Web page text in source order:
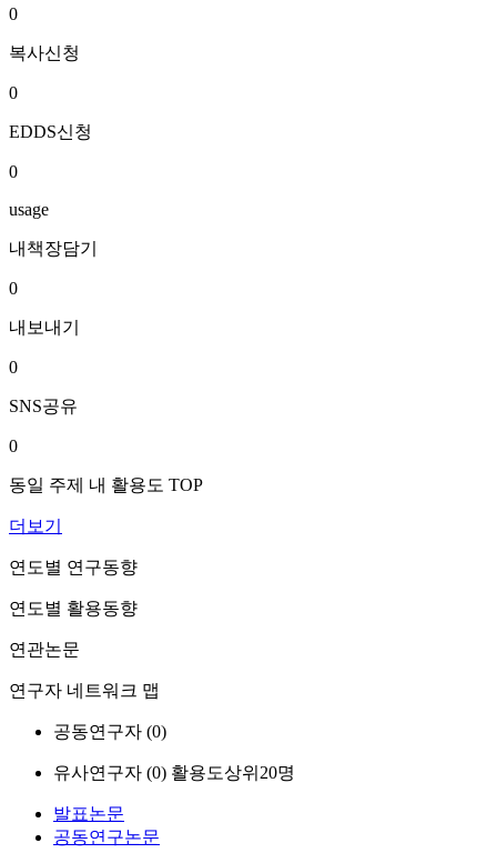
0
복사신청
0
EDDS신청
0
usage
내책장담기
0
내보내기
0
SNS공유
0
동일 주제 내 활용도 TOP
더보기
연도별 연구동향
연도별 활용동향
연관논문
연구자 네트워크 맵
공동연구자 (0)
유사연구자 (0) 활용도상위20명
발표논문
공동연구논문